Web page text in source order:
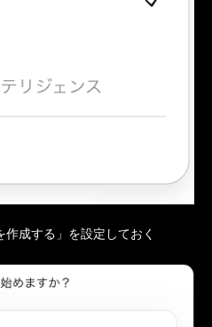
成する」を設定しておく